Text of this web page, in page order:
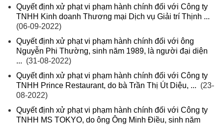
Quyết định xử phạt vi phạm hành chính đối với Công ty
TNHH Kinh doanh Thương mại Dịch vụ Giải trí Thịnh ...
(06-09-2022)
Quyết định xử phạt vi phạm hành chính đối với ông
Nguyễn Phi Thường, sinh năm 1989, là người đại diện
... (31-08-2022)
Quyết định xử phạt vi phạm hành chính đối với Công ty
TNHH Prince Restaurant, do bà Trần Thị Út Diệu, ... (23-
08-2022)
Quyết định xử phạt vi phạm hành chính đối với Công ty
TNHH MS TOKYO, do ông Ông Minh Điều, sinh năm